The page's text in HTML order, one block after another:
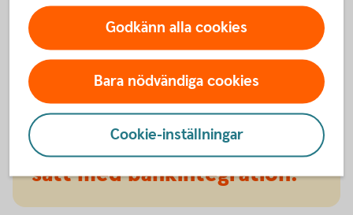
Hantera er ekonomi på ett
enkelt,snabbtochsäkert
sätt med bankintegration.
Godkänn alla cookies
Bara nödvändiga cookies
Cookie-inställningar